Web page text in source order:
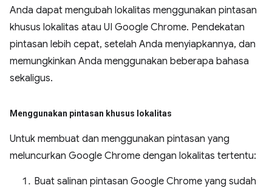
Anda dapat mengubah lokalitas menggunakan pintasan
khusus lokalitas atau UI Google Chrome. Pendekatan
pintasan lebih cepat, setelah Anda menyiapkannya, dan
memungkinkan Anda menggunakan beberapa bahasa
sekaligus.
Menggunakan pintasan khusus lokalitas
Untuk membuat dan menggunakan pintasan yang
meluncurkan Google Chrome dengan lokalitas tertentu:
Buat salinan pintasan Google Chrome yang sudah